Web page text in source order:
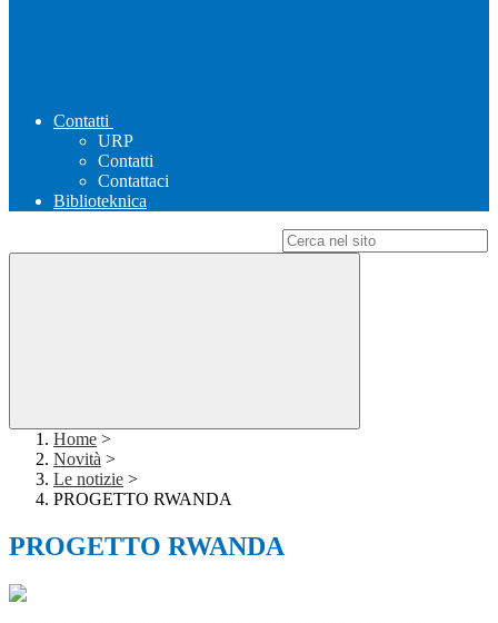
Contatti
URP
Contatti
Contattaci
Biblioteknica
Home >
Novità >
Le notizie >
PROGETTO RWANDA
PROGETTO RWANDA